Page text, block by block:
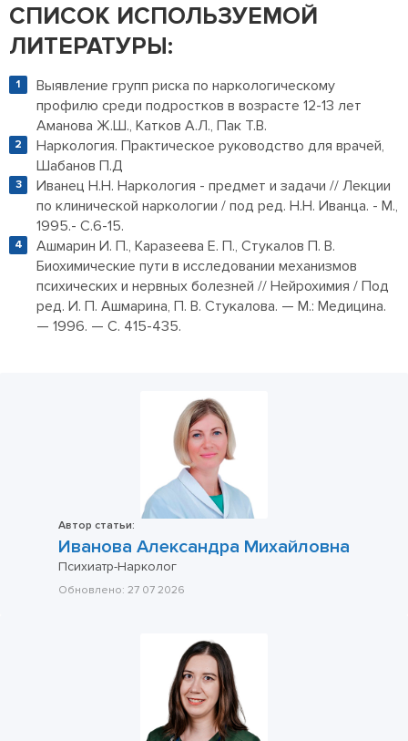
СПИСОК ИСПОЛЬЗУЕМОЙ
ЛИТЕРАТУРЫ:
Выявление групп риска по наркологическому
профилю среди подростков в возрасте 12-13 лет
Аманова Ж.Ш., Катков А.Л., Пак Т.В.
Наркология. Практическое руководство для врачей,
Шабанов П.Д
Иванец Н.Н. Наркология - предмет и задачи // Лекции
по клинической наркологии / под ред. Н.Н. Иванца. - М.,
1995.- С.6-15.
Ашмарин И. П., Каразеева Е. П., Стукалов П. В.
Биохимические пути в исследовании механизмов
психических и нервных болезней // Нейрохимия / Под
ред. И. П. Ашмарина, П. В. Стукалова. — М.: Медицина.
— 1996. — С. 415-435.
Автор статьи:
Иванова Александра Михайловна
Психиатр-Нарколог
Обновлено: 27 07 2026